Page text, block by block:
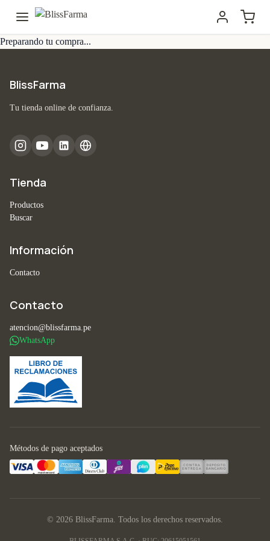
Preparando tu compra...
BlissFarma
Tu tienda online de confianza.
Tienda
Productos
Buscar
Información
Contacto
Contacto
atencion@blissfarma.pe
WhatsApp
Métodos de pago aceptados
© 2026 BlissFarma. Todos los derechos reservados.